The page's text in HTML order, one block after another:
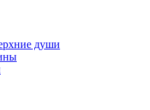
души